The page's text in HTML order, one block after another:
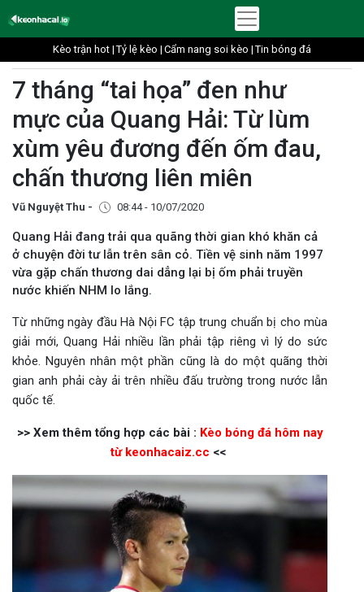
Kèo trận hot | Tỷ lệ kèo | Cẩm nang soi kèo | Tin bóng đá
7 tháng “tai họa” đen như
mực của Quang Hải: Từ lùm
xùm yêu đương đến ốm đau,
chấn thương liên miên
Vũ Nguyệt Thu - 08:44 - 10/07/2020
Quang Hải đang trải qua quãng thời gian khó khăn cả
ở chuyện đời tư lẫn trên sân cỏ. Tiền vệ sinh năm 1997
vừa gặp chấn thương dai dẳng lại bị ốm phải truyền
nước khiến NHM lo lắng.
Từ những ngày đầu Hà Nội FC tập trung chuẩn bị cho mùa
giải mới, Quang Hải nhiều lần phải tập riêng vì lý do sức
khỏe. Nguyên nhân một phần cũng là do một quãng thời
gian anh phải cày ải trên nhiều đấu trường trong nước lẫn
quốc tế.
>> Xem thêm tổng hợp các bài : Kèo bóng đá hôm nay
từ keonhacaiz.cc <<